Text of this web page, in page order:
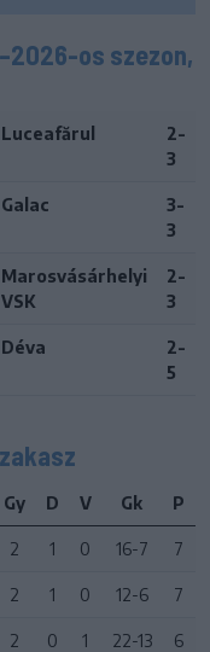
os szezon,
Luceafărul
2-
3
Galac
3-
3
Marosvásárhelyi
VSK
2-
3
Déva
2-
5
Gy D V Gk P
2 1 0 16-7 7
2 1 0 12-6 7
2 0 1 22-13 6